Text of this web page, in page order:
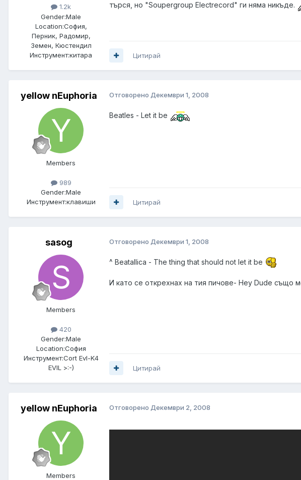
1.2k
Gender:Male
Location:София,
Перник, Радомир,
Земен, Кюстендил
Инструмент:китара
търся, но "Soupergroup Electrecord" ги няма никъде.
Цитирай
yellow nEuphoria
Members
989
Gender:Male
Инструмент:клавиши
Отговорено Декември 1, 2008
Beatles - Let it be
Цитирай
sasog
Members
420
Gender:Male
Location:София
Инструмент:Cort Evl-K4
EVIL >:-)
Отговорено Декември 1, 2008
^ Beatallica - The thing that should not let it be
И като се открехнах на тия пичове- Hey Dude също
Цитирай
yellow nEuphoria
Members
Отговорено Декември 2, 2008